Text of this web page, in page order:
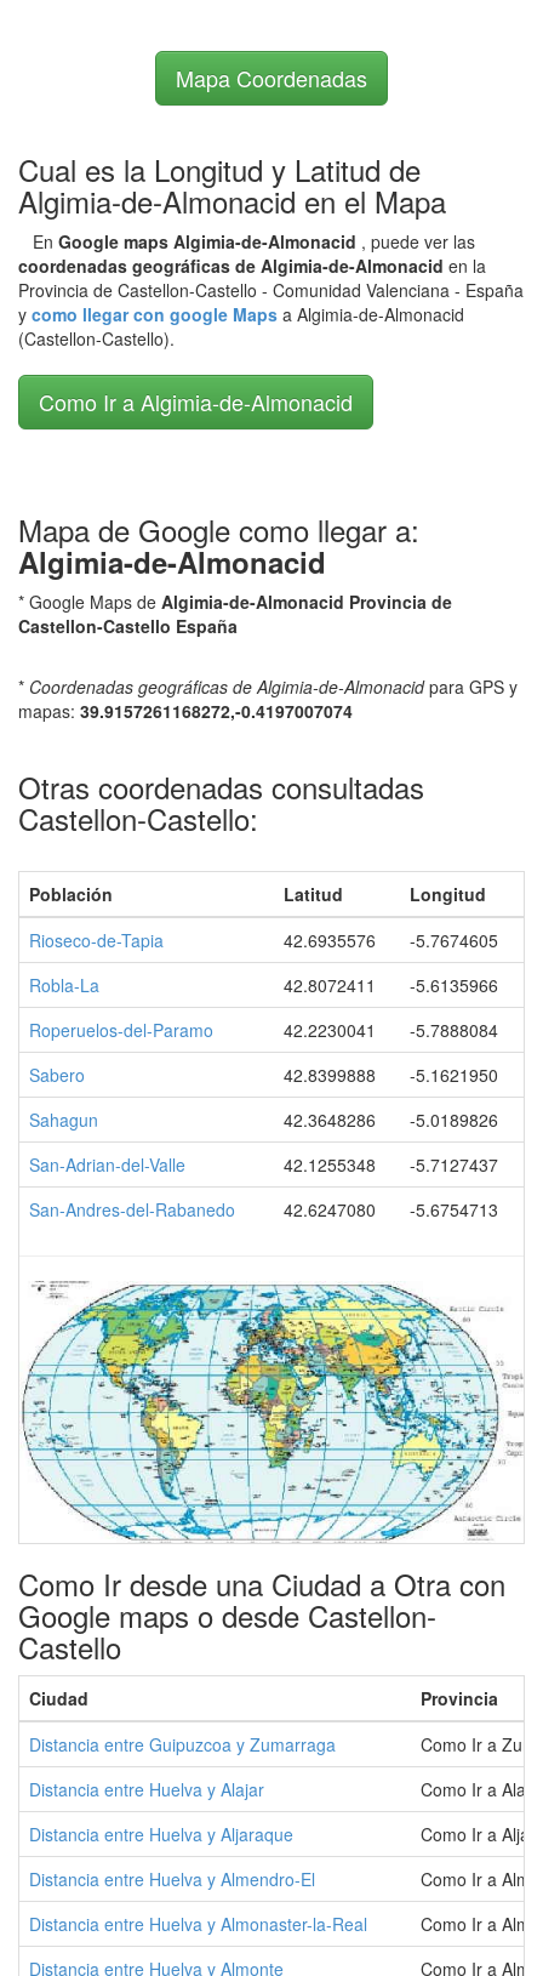
Mapa Coordenadas
Cual es la Longitud y Latitud de
Algimia-de-Almonacid en el Mapa
En Google maps Algimia-de-Almonacid , puede ver las
coordenadas geográficas de Algimia-de-Almonacid en la
Provincia de Castellon-Castello - Comunidad Valenciana - España
y como llegar con google Maps a Algimia-de-Almonacid
(Castellon-Castello).
Como Ir a Algimia-de-Almonacid
Mapa de Google como llegar a:
Algimia-de-Almonacid
* Google Maps de Algimia-de-Almonacid Provincia de
Castellon-Castello España
* Coordenadas geográficas de Algimia-de-Almonacidpara GPS y
mapas: 39.9157261168272,-0.4197007074
Otras coordenadas consultadas
Castellon-Castello:
Población Latitud
Longitud
Rioseco-de-Tapia
42.6935576
-5.7674605
Robla-La
42.8072411
-5.6135966
Roperuelos-del-Paramo
42.2230041
-5.7888084
Sabero
42.8399888
-5.1621950
Sahagun
42.3648286
-5.0189826
San-Adrian-del-Valle
42.1255348
-5.7127437
San-Andres-del-Rabanedo
42.6247080 -5.6754713
Como Ir desde una Ciudad a Otra con
Google maps o desde Castellon-
Castello
Ciudad
Provincia
Distancia entre Guipuzcoa y Zumarraga
Como Ir a
Distancia entre Huelva y Alajar
Como Ir a
Distancia entre Huelva y Aljaraque
Como Ir a
Distancia entre Huelva y Almendro-El
Como Ir a
Distancia entre Huelva y Almonaster-la-Real
Como Ir a
Distancia entre Huelva y Almonte
Como Ir a